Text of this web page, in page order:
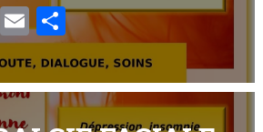
E
m
ai
l
P
ar
ta
g